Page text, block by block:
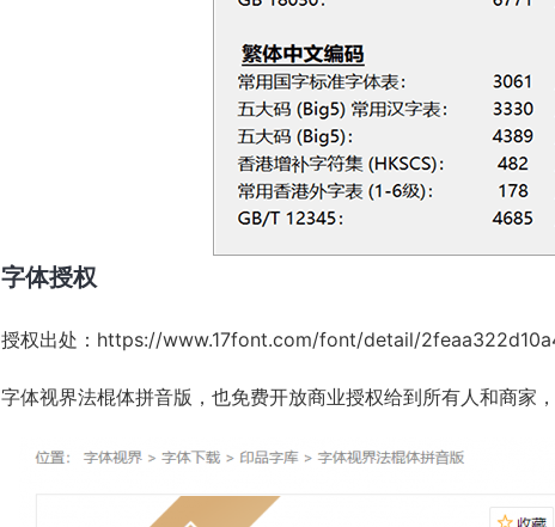
字体授权
授权出处： https://www.17font.com/font/detail/
字体视界法棍体拼音版，也免费开放商业授权给到所有人和商家